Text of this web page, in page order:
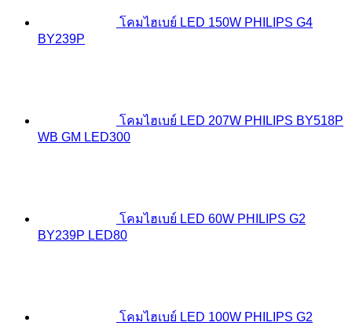
โคมไฮเบย์ LED 150W PHILIPS G4
BY239P
โคมไฮเบย์ LED 207W PHILIPS BY518P
WB GM LED300
โคมไฮเบย์ LED 60W PHILIPS G2
BY239P LED80
โคมไฮเบย์ LED 100W PHILIPS G2